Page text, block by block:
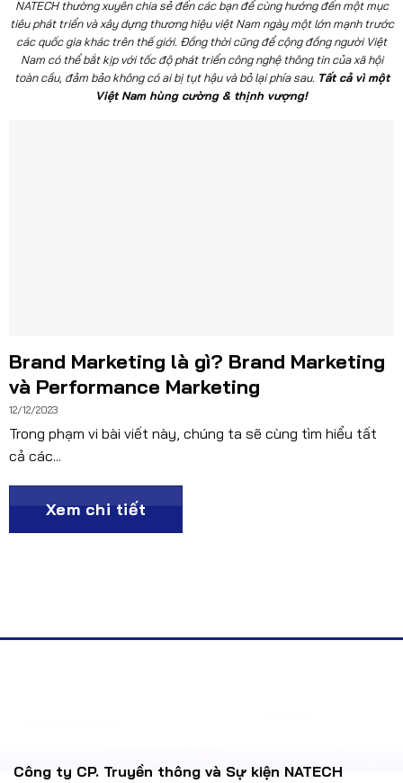
NATECH thường xuyên chia sẻ đến các bạn để cùng hướng đến một mục
tiêu phát triển và xây dựng thương hiệu việt Nam ngày một lớn mạnh trước
các quốc gia khác trên thế giới. Đồng thời cũng để cộng đồng người Việt
Nam có thể bắt kịp với tốc độ phát triển công nghệ thông tin của xã hội
toàn cầu, đảm bảo không có ai bị tụt hậu và bỏ lại phía sau. Tất cả vì một
Việt Nam hùng cường & thịnh vượng!
Brand Marketing là gì? Brand Marketing
và Performance Marketing
12/12/2023
Trong phạm vi bài viết này, chúng ta sẽ cùng tìm hiểu tất
cả các...
Xem chi tiết
Công ty CP. Truyền thông và Sự kiện NATECH